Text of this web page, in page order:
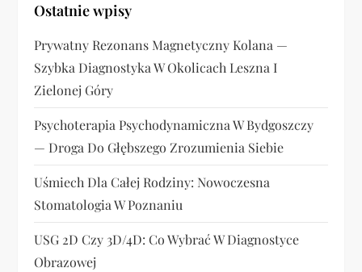
j
a
w
p
i
s
u
Ostatnie wpisy
Prywatny Rezonans Magnetyczny Kolana —
Szybka Diagnostyka W Okolicach Leszna I
Zielonej Góry
Psychoterapia Psychodynamiczna W Bydgoszczy
— Droga Do Głębszego Zrozumienia Siebie
Uśmiech Dla Całej Rodziny: Nowoczesna
Stomatologia W Poznaniu
USG 2D Czy 3D/4D: Co Wybrać W Diagnostyce
Obrazowej